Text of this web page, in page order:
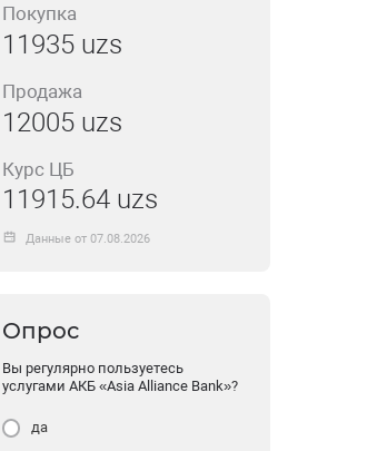
Покупка
11935 uzs
Продажа
12005 uzs
Курс ЦБ
11915.64 uzs
Данные от 07.08.2026
Опрос
Вы регулярно пользуетесь
услугами АКБ «Asia Alliance Bank»?
да